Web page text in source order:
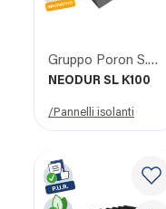
Gruppo Poron S.R.L.
NEODUR SL K100
/Pannelli isolanti